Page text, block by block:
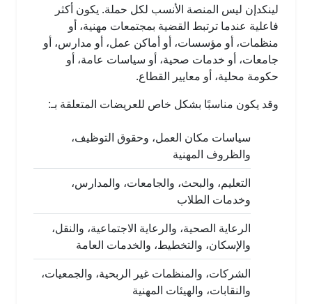
لينكدإن ليس المنصة الأنسب لكل حملة. يكون أكثر
فاعلية عندما ترتبط القضية بمجتمعات مهنية، أو
منظمات، أو مؤسسات، أو أماكن عمل، أو مدارس، أو
جامعات، أو خدمات صحية، أو سياسات عامة، أو
حكومة محلية، أو معايير القطاع.
وقد يكون مناسبًا بشكل خاص للعريضات المتعلقة بـ:
سياسات مكان العمل، وحقوق التوظيف،
والظروف المهنية
التعليم، والبحث، والجامعات، والمدارس،
وخدمات الطلاب
الرعاية الصحية، والرعاية الاجتماعية، والنقل،
والإسكان، والتخطيط، والخدمات العامة
الشركات، والمنظمات غير الربحية، والجمعيات،
والنقابات، والهيئات المهنية